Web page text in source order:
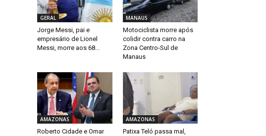
GERAL
Jorge Messi, pai e
empresário de Lionel
Messi, morre aos 68...
MANAUS
Motociclista morre após
colidir contra carro na
Zona Centro-Sul de
Manaus
AMAZONAS
Roberto Cidade e Omar
AMAZONAS
Patixa Teló passa mal,